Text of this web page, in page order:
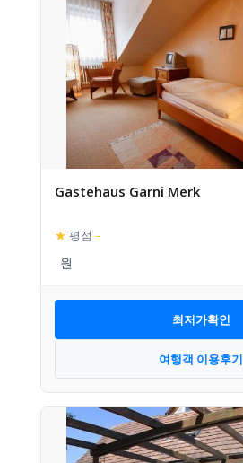
Gastehaus Garni Merk
★ 평점 –
최저가확인
여행객 이용후기